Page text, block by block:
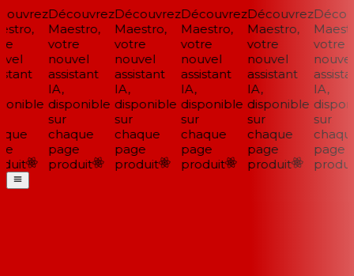
Découvrez
Maestro,
votre
nouvel
assistant
IA,
disponible
sur
chaque
page
produit
Découvrez
Maestro,
votre
nouvel
assistant
IA,
disponible
sur
chaque
page
produit
Découvrez
Maestro,
votre
nouvel
assistant
IA,
disponible
sur
chaque
page
produit
Découvrez
Maestro,
votre
nouvel
assistant
IA,
disponible
sur
chaque
page
produit
votre
nouvel
IA,
sur
chaque
page
produit